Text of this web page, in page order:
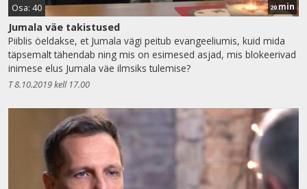
Osa: 40 20min
Jumala väe takistused
Piiblis öeldakse, et Jumala vägi peitub evangeeliumis, kuid mida
täpsemalt tähendab ning mis on esimesed asjad, mis blokeerivad
inimese elus Jumala väe ilmsiks tulemise?
T 8.10.2019 kell 17.00